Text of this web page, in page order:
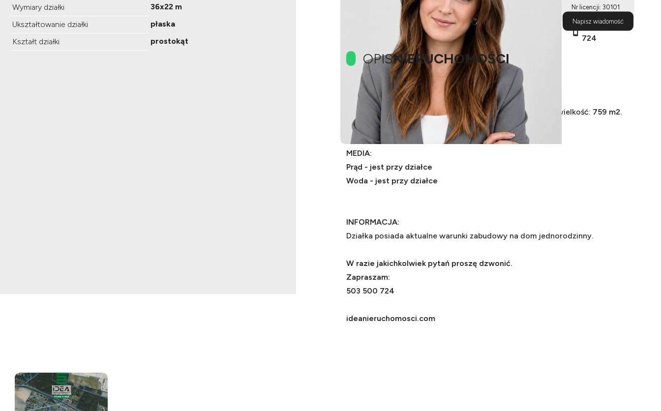
Wymiary działki
36x22 m
Ukształtowanie działki
płaska
Kształt działki
prostokąt
Nr licencji: 30101
503 500
724
Napisz wiadomość
OPISNIERUCHOMOŚCI
OPIS OFERTY:
Działka w Przyłękach, powiat bydgoski, gmina Białe Błota wielkość: 759 m2.
Niezalesione, płaska, dojazd drogą gminną. VI klasa ziemi.
MEDIA:
Prąd - jest przy działce
Woda - jest przy działce
INFORMACJA:
Działka posiada aktualne warunki zabudowy na dom jednorodzinny.
W razie jakichkolwiek pytań proszę dzwonić.
Zapraszam:
503 500 724
ideanieruchomosci.com